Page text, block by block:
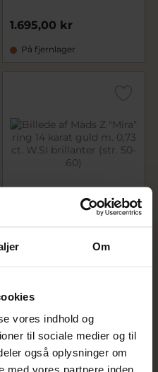
Om
vores indhold og
til sociale medier og til
også oplysninger om
med vores partnere inden
1.695,00 kr
På fjernlager
(str. 50-60)
På fjernlager